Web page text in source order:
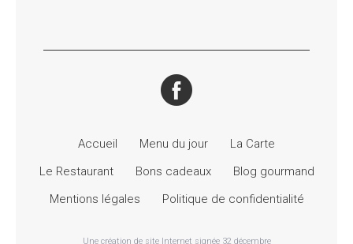
Accueil Menu du jour
La Carte
Le Restaurant
Bons cadeaux
Blog gourmand
Mentions légales
Politique de confidentialité
Une création de site Internet signée 32 décembre